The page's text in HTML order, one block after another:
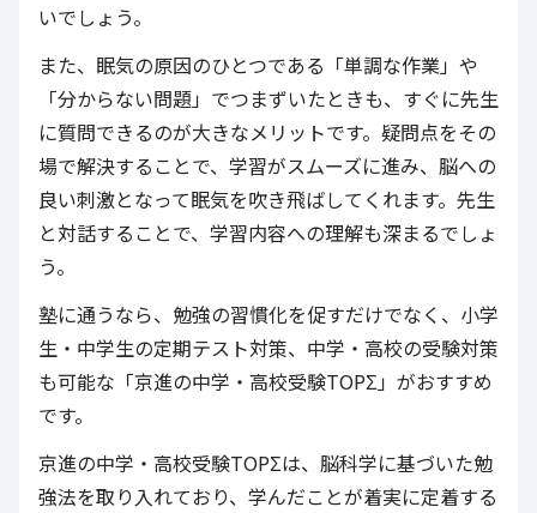
いでしょう。
また、眠気の原因のひとつである「単調な作業」や
「分からない問題」でつまずいたときも、すぐに先生
に質問できるのが大きなメリットです。疑問点をその
場で解決することで、学習がスムーズに進み、脳への
良い刺激となって眠気を吹き飛ばしてくれます。先生
と対話することで、学習内容への理解も深まるでしょ
う。
塾に通うなら、勉強の習慣化を促すだけでなく、小学
生・中学生の定期テスト対策、中学・高校の受験対策
も可能な「京進の中学・高校受験TOPΣ 」がおすすめ
です。
京進の中学・高校受験TOPΣは、脳科学に基づいた勉
強法を取り入れており、学んだことが着実に定着する